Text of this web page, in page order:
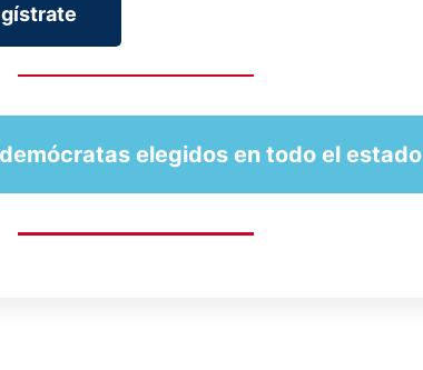
elegidos en todo el estado